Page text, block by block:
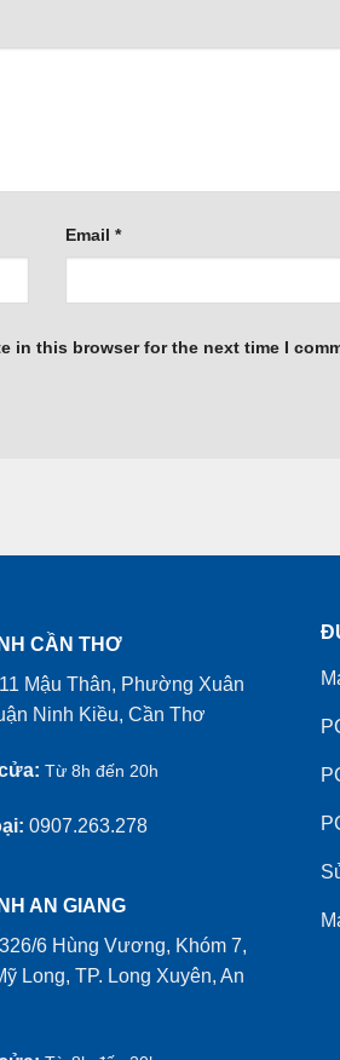
Email*
in this browser for the next time I
CẦN THƠ
11 Mậu Thân, Phường Xuân
Ninh Kiều, Cần Thơ
Từ 8h đến 20h
0907.263.278
AN GIANG
326/6 Hùng Vương, Khóm 7,
Long, TP. Long Xuyên, An